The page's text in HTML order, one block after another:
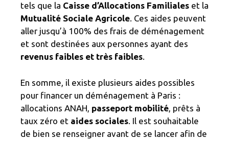
tels que la Caisse d’Allocations Familiales et la
Mutualité Sociale Agricole. Ces aides peuvent
aller jusqu’à 100% des frais de déménagement
et sont destinées aux personnes ayant des
revenus faibles et très faibles.
En somme, il existe plusieurs aides possibles
pour financer un déménagement à Paris :
allocations ANAH, passeport mobilité, prêts à
taux zéro et aides sociales. Il est souhaitable
de bien se renseigner avant de se lancer afin de